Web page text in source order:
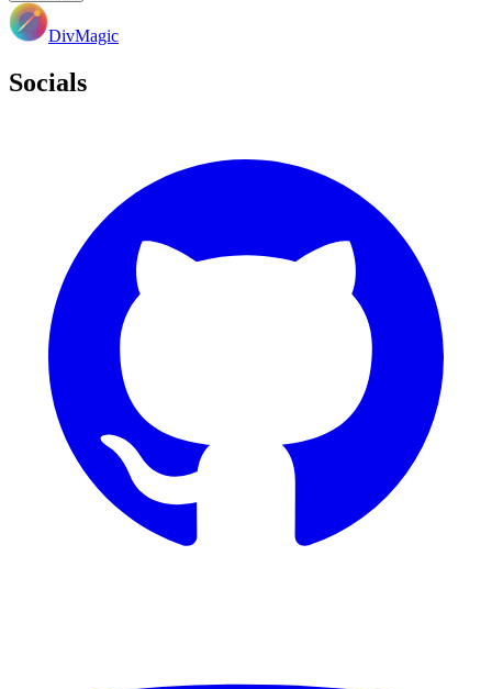
DivMagic
Socials